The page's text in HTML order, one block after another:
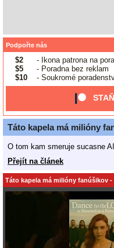
Podpořte nás
$2
- Ikona patrona na
$5
- Poradna bez reklam
$10
- Soukromé
Táto kapela má milióny
O tom kam smeruje sucasne
Přejít na článek
Táto kapela má milióny fanúšikov